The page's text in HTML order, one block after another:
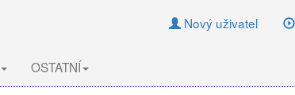
Nový uživatel
OSTATNÍ